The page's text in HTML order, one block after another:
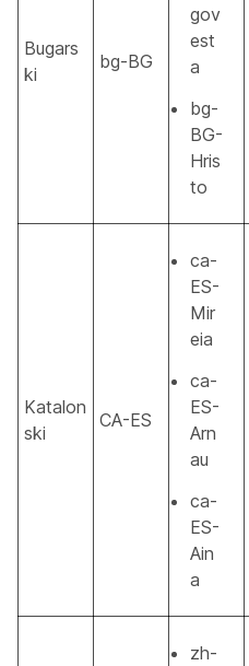
Bugars
ki
bg-BG
gov
est
a
bg-
BG-
Hris
to
Katalon
ski
CA-ES
ca-
ES-
Mir
eia
ca-
ES-
Arn
au
ca-
ES-
Ain
a
zh-